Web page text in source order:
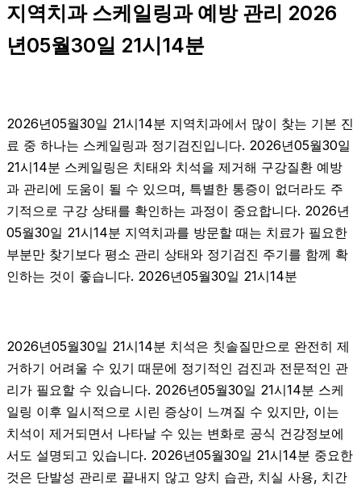
지역치과 스케일링과 예방 관리 2026
년05월30일 21시14분
2026년05월30일 21시14분 지역치과에서 많이 찾는 기본 진
료 중 하나는 스케일링과 정기검진입니다. 2026년05월30일
21시14분 스케일링은 치태와 치석을 제거해 구강질환 예방
과 관리에 도움이 될 수 있으며, 특별한 통증이 없더라도 주
기적으로 구강 상태를 확인하는 과정이 중요합니다. 2026년
05월30일 21시14분 지역치과를 방문할 때는 치료가 필요한
부분만 찾기보다 평소 관리 상태와 정기검진 주기를 함께 확
인하는 것이 좋습니다. 2026년05월30일 21시14분
2026년05월30일 21시14분 치석은 칫솔질만으로 완전히 제
거하기 어려울 수 있기 때문에 정기적인 검진과 전문적인 관
리가 필요할 수 있습니다. 2026년05월30일 21시14분 스케
일링 이후 일시적으로 시린 증상이 느껴질 수 있지만, 이는
치석이 제거되면서 나타날 수 있는 변화로 공식 건강정보에
서도 설명되고 있습니다. 2026년05월30일 21시14분 중요한
것은 단발성 관리로 끝내지 않고 양치 습관, 치실 사용, 치간